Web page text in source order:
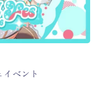
ベント